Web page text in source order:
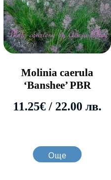
Molinia caerula
‘Banshee’ PBR
11.25€ / 22.00 лв.
Още